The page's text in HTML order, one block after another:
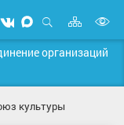
МыМы
в
MAX
Открыть
поиск
Карта
сайта
организаций
культуры